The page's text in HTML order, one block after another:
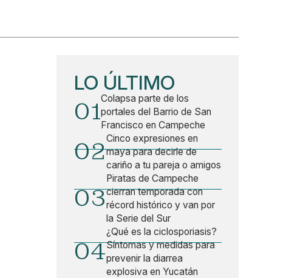
LO ÚLTIMO
01Colapsa parte de los
portales del Barrio de San
Francisco en Campeche
02Cinco expresiones en
maya para decirle de
cariño a tu pareja o amigos
03
Piratas de Campeche
cierran temporada con
récord histórico y van por
la Serie del Sur
04
¿Qué es la ciclosporiasis?
Síntomas y medidas para
prevenir la diarrea
explosiva en Yucatán